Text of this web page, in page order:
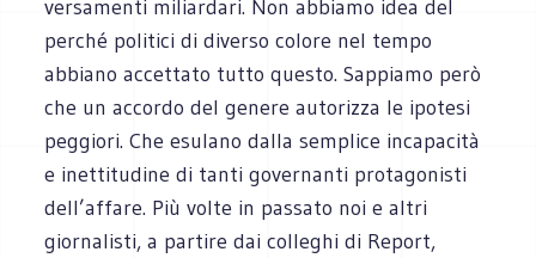
versamenti miliardari. Non abbiamo idea del
perché politici di diverso colore nel tempo
abbiano accettato tutto questo. Sappiamo però
che un accordo del genere autorizza le ipotesi
peggiori. Che esulano dalla semplice incapacità
e inettitudine di tanti governanti protagonisti
dell’affare. Più volte in passato noi e altri
giornalisti, a partire dai colleghi di Report,